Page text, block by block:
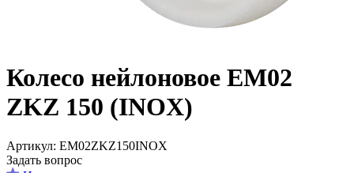
Колесо нейлоновое EM02
ZKZ 150 (INOX)
Aртикул: EM02ZKZ150INOX
Задать вопрос